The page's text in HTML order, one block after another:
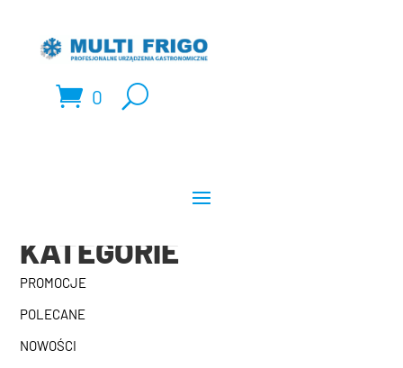
0
KATEGORIE
PROMOCJE
POLECANE
NOWOŚCI